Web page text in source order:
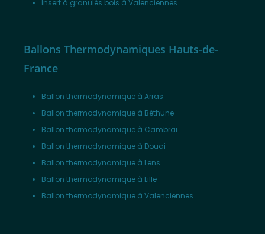
Insert à granulés bois à Valenciennes
Ballons Thermodynamiques Hauts-de-
France
Ballon thermodynamique à Arras
Ballon thermodynamique à Béthune
Ballon thermodynamique à Cambrai
Ballon thermodynamique à Douai
Ballon thermodynamique à Lens
Ballon thermodynamique à Lille
Ballon thermodynamique à Valenciennes